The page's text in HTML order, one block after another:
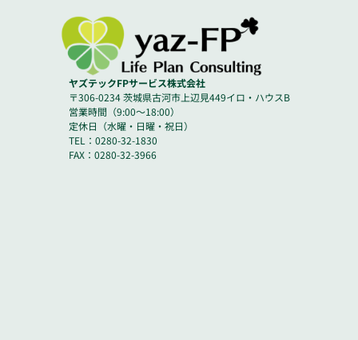
ヤズテックFPサービス株式会社
〒306-0234 茨城県古河市上辺見449イロ・ハウスB
営業時間（9:00～18:00）
定休日（水曜・日曜・祝日）
TEL：0280-32-1830
FAX：0280-32-3966